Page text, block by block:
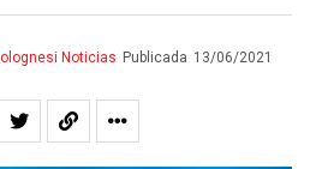
Noticias Publicada 13/06/2021